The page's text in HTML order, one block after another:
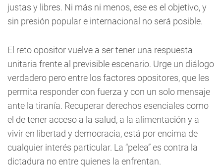
justas y libres. Ni más ni menos, ese es el objetivo, y
sin presión popular e internacional no será posible.
El reto opositor vuelve a ser tener una respuesta
unitaria frente al previsible escenario. Urge un diálogo
verdadero pero entre los factores opositores, que les
permita responder con fuerza y con un solo mensaje
ante la tiranía. Recuperar derechos esenciales como
el de tener acceso a la salud, a la alimentación y a
vivir en libertad y democracia, está por encima de
cualquier interés particular. La “pelea” es contra la
dictadura no entre quienes la enfrentan.